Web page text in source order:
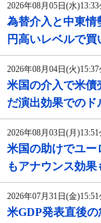
2026年08月05日(水)13:33
為替介入と中東情
円高いレベルで
2026年08月04日(火)15:37
米国の介入で米債
だ演出効果でのド
2026年08月03日(月)13:51
米国の助けでユー
もアナウンス効
2026年07月31日(金)15:51
米GDP発表直後